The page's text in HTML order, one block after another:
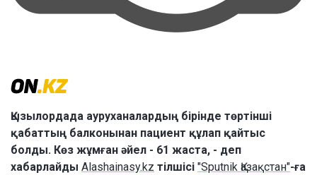
Қызылордада ауруханалардың бірінде төртінші
қабаттың балконынан пациент құлап қайтыс
болды. Көз жұмған әйел - 61 жаста, - деп
хабарлайды Alashainasy.kz тілшісі "Sputnik Қазақстан"-ға